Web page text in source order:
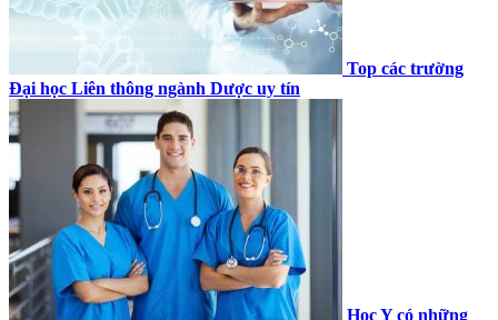
Top các trường
Đại học Liên thông ngành Dược uy tín
Học Y có những